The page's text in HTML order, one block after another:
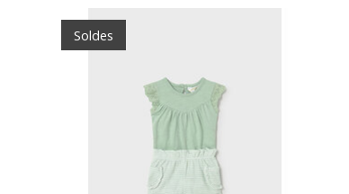
Soldes